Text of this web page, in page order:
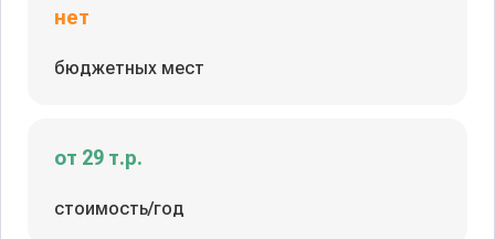
нет
бюджетных мест
от 29 т.р.
стоимость/год